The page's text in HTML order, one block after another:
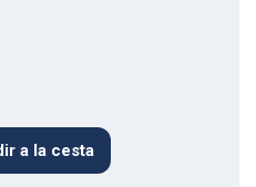
a la cesta